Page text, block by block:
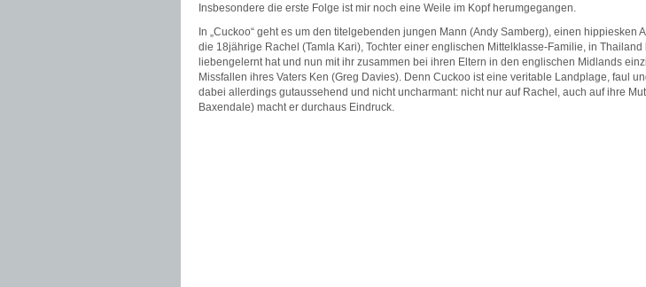
Insbesondere die erste Folge ist mir noch eine Weile im Kopf herumgegangen.
In „Cuckoo“ geht es um den titelgebenden jungen Mann (Andy Samberg), einen hippiesken
die 18jährige Rachel (Tamla Kari), Tochter einer englischen Mittelklasse-Familie, in Thailand
liebengelernt hat und nun mit ihr zusammen bei ihren Eltern in den englischen Midlands
Missfallen ihres Vaters Ken (Greg Davies). Denn Cuckoo ist eine veritable Landplage, faul
dabei allerdings gutaussehend und nicht uncharmant: nicht nur auf Rachel, auch auf ihre
Baxendale) macht er durchaus Eindruck.